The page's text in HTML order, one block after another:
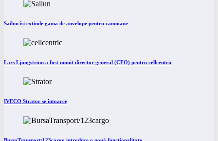
Sailun își extinde gama de anvelope pentru camioane
Lars Ljungström a fost numit director general (CFO) pentru cellcentric
IVECO Strator se întoarce